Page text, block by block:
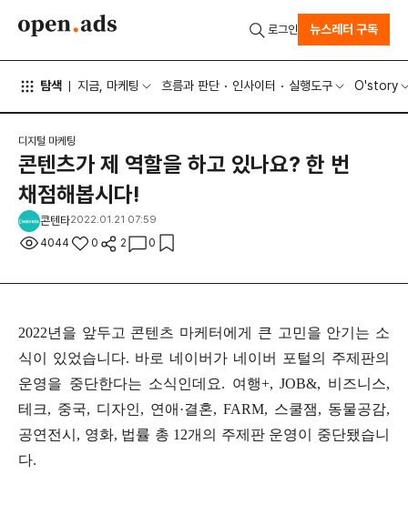
탐색 지금, 마케팅 흐름과 판단 인사이터 실행도구 O'story
로그인 뉴스레터 구독
디지털 마케팅
콘텐츠가 제 역할을 하고 있나요? 한 번
채점해봅시다!
콘텐타2022.01.21 07:59
4044 0 2 0
2022년을 앞두고 콘텐츠 마케터에게 큰 고민을 안기는 소
식이 있었습니다. 바로 네이버가 네이버 포털의 주제판의
운영을 중단한다는 소식인데요. 여행+, JOB&, 비즈니스,
테크, 중국, 디자인, 연애·결혼, FARM, 스쿨잼, 동물공감,
공연전시, 영화, 법률 총 12개의 주제판 운영이 중단됐습니
다.